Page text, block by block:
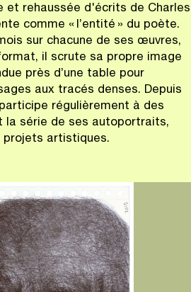
et rehaussée d'écrits de Charles
comme « l’entité » du poète.
sur chacune de ses œuvres,
il scrute sa propre image
près d’une table pour
aux tracés denses. Depuis
régulièrement à des
la série de ses autoportraits,
projets artistiques.